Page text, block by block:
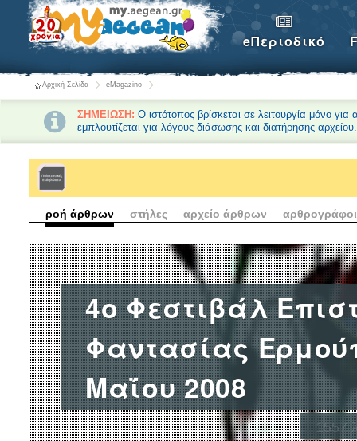
eΠεριοδικό
Αρχική Σελίδα eMagazino
ΣΗΜΕΙΩΣΗ: Ο ιστότοπος βρίσκεται σε λειτουργία μόνο
εμπλουτίζεται για λόγους διάσωσης και διατήρησης αρχείου.
ροή άρθρων στήλες αρχείο άρθρων αρθρογράφοι
4ο Φεστιβάλ
Φαντασίας
Μαΐου 2008
1557